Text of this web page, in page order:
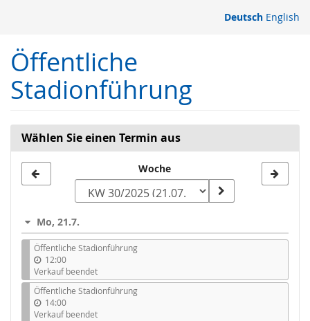
springen
Deutsch English
Öffentliche
Stadionführung
Wählen Sie einen Termin aus
zur
auswählen
Woche
Mo, 21.7.
Öffentliche Stadionführung
12:00
Verkauf beendet
Öffentliche Stadionführung
14:00
Verkauf beendet